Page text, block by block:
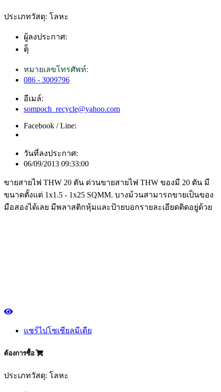
ประเภทวัสดุ: โลหะ
ผู้ลงประกาศ:
ตุ็
หมายเลขโทรศัพท์:
086 - 3009796
อีเมล์:
sompoch_recycle@yahoo.com
Facebook / Line:
วันที่ลงประกาศ:
06/09/2013 09:33:00
ขายสายไฟ THW 20 ตัน ด่วนขายสายไฟ THW ของมี 20 ตัน มี
ขนาดตั้งแต่ 1x1.5 - 1x25 SQMM. บางม้วนสามารถขายเป็นของ
มือสองได้เลย มีพลาสติกหุ้มและป้ายบอกรายละเอียดติดอยู่ด้วย
แชร์ไปโซเชียลมีเดีย
ต้องการซื้อ
ประเภทวัสดุ: โลหะ